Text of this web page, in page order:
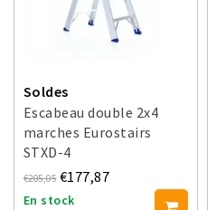
Soldes
Escabeau double 2x4
marches Eurostairs
STXD-4
€205,05 €177,87
En stock